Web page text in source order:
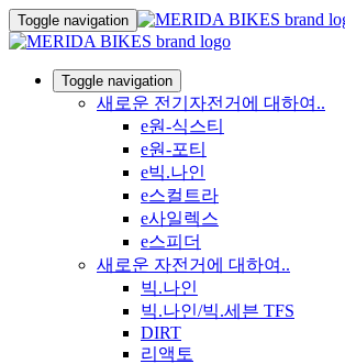
Toggle navigation
Toggle navigation
새로운 전기자전거에 대하여..
e원-식스티
e원-포티
e빅.나인
e스컬트라
e사일렉스
e스피더
새로운 자전거에 대하여..
빅.나인
빅.나인/빅.세븐 TFS
DIRT
리액토